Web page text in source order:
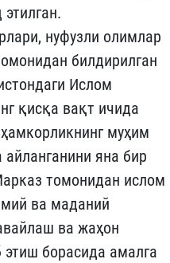
нуфузли олимлар
билдирилган
Ислом
қисқа вақт ичида
муҳим
яна бир
томонидан ислом
ва маданий
ва жаҳон
этиш борасида амалга